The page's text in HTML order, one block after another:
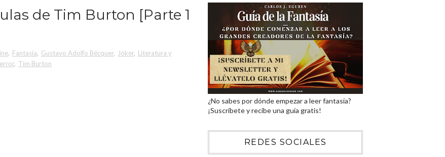
de Tim Burton [Parte 1
, Fantasía, Gustavo Adolfo Bécquer, Jóker, Literatura y
, Tim Burton
¿No sabes por dónde empezar a leer fantasía?
¡Suscríbete y recibe una guía gratis!
REDES SOCIALES